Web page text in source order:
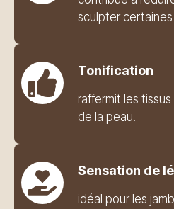
sculpter
Tonification
raffermit les
de la peau.
Sensation de
idéal pour les